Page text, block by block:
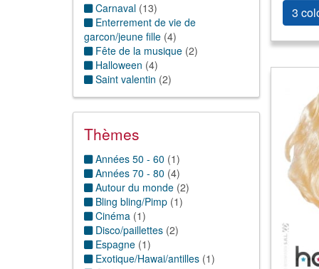
Carnaval (13)
Enterrement de vie de
garcon/jeune fille (4)
Fête de la musique (2)
Halloween (4)
Saint valentin (2)
Thèmes
Années 50 - 60 (1)
Années 70 - 80 (4)
Autour du monde (2)
Bling bling/Pimp (1)
Cinéma (1)
Disco/paillettes (2)
Espagne (1)
Exotique/Hawai/antilles (1)
3